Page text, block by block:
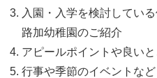
入園・入学を検討してい
路加幼稚園のご紹介
アピールポイントや良いと
行事や季節のイベントなど